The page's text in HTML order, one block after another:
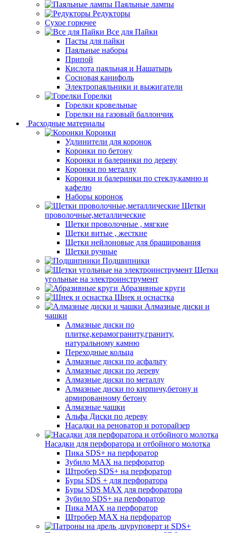
Паяльные лампы
Редукторы
Сухое горючее
Все для Пайки
Пасты для пайки
Паяльные наборы
Припой
Кислота паяльная и Нашатырь
Сосновая канифоль
Электропаяльники и выжигатели
Горелки
Горелки кровельные
Горелки на газовый баллончик
Расходные материалы
Коронки
Удлинители для коронок
Коронки по бетону
Коронки и балеринки по дереву
Коронки по металлу
Коронки и балеринки по стеклу,камню и
кафелю
Наборы коронок
Щетки
проволочные,металлические
Щетки проволочные , мягкие
Щетки витые , жесткие
Щетки нейлоновые для браширования
Щетки ручные
Подшипники
Щетки
угольные на электроинструмент
Абразивные круги
Шнек и оснастка
Алмазные диски и
чашки
Алмазные диски по
плитке,керамограниту,граниту,
натуральному камню
Переходные кольца
Алмазные диски по асфальту
Алмазные диски по дереву
Алмазные диски по металлу
Алмазные диски по кирпичу,бетону и
армированному бетону
Алмазные чашки
Альфа Диски по дереву
Насадки на реноватор и роторайзер
Насадки для перфоратора и отбойного молотка
Пика SDS+ на перфоратор
Зубило MAX на перфоратор
Штробер SDS+ на перфоратор
Буры SDS + для перфоратора
Буры SDS MAX для перфоратора
Зубило SDS+ на перфоратор
Пика MAX на перфоратор
Штробер MAX на перфоратор